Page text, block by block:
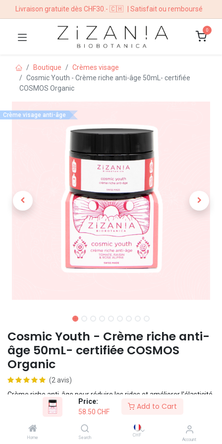
Price:
58.50 CHF
Add to Cart
Home Search
CHF
Account
Livraison gratuite dès CHF30.- 🇨🇭 | Satisfait ou remboursé
0
Boutique
Crèmes visage
Cosmic Youth - Crème riche anti-âge 50mL- certifiée
COSMOS Organic
Crème visage anti-âge
Cosmic Youth - Crème riche anti-
âge 50mL- certifiée COSMOS
Organic
(2 avis)
Crème riche anti-âge pour réduire les rides et améliorer l'élasticité.
Texture fouettée et hydratation intense. Convient aux peaux
normales à sèches.
Formule vegan